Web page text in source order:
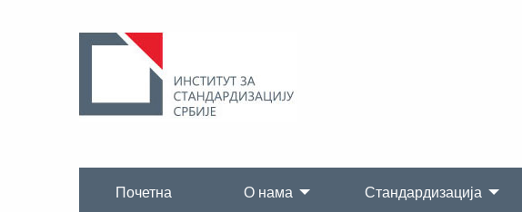
Почетна О нама Стандардизација